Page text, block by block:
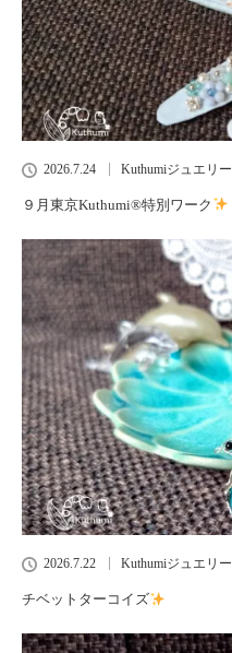
2026.7.24 Kuthumiジュエリー
９月東京Kuthumi®️特別ワーク
2026.7.22 Kuthumiジュエリー
チベットターコイズ